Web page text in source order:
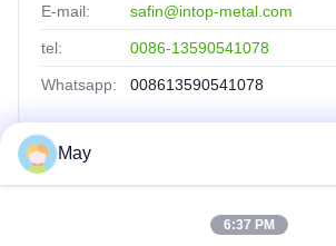
E-mail: safin@intop-metal.com
tel: 0086-13590541078
Whatsapp: 008613590541078
Collegamenti Rapidi
Casa
May
6:37 PM